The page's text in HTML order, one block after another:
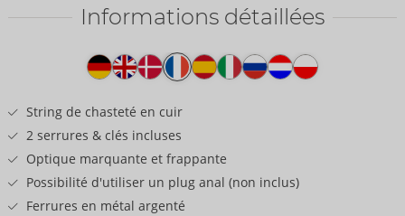
Informations détaillées
String de chasteté en cuir
2 serrures & clés incluses
Optique marquante et frappante
Possibilité d'utiliser un plug anal (non inclus)
Ferrures en métal argenté